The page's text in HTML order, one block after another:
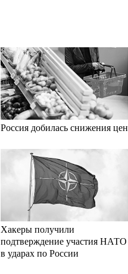
Россия добилась снижения цен
Хакеры получили
подтверждение участия НАТО
в ударах по России